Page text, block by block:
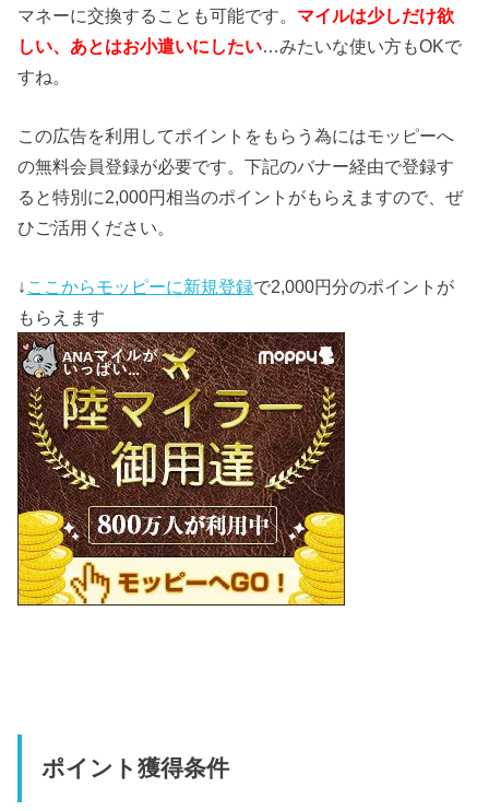
マネーに交換することも可能です。 マイルは少しだけ欲
しい、あとはお小遣いにしたい …みたいな使い方もOKで
すね。
この広告を利用してポイントをもらう為にはモッピーへ
の無料会員登録が必要です。下記のバナー経由で登録す
ると特別に2,000円相当のポイントがもらえますので、ぜ
ひご活用ください。
↓ ここからモッピーに新規登録で2,000円分のポイントが
もらえます
ポイント獲得条件